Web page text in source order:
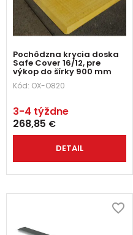
Pochôdzna krycia doska
Safe Cover 16/12, pre
výkop do šírky 900 mm
Kód: OX-O820
3-4 týždne
268,85 €
DETAIL